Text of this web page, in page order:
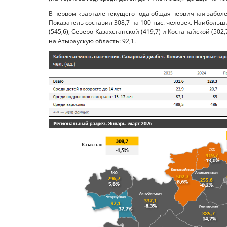
В первом квартале текущего года общая первичная
Показатель составил 308,7 на 100 тыс. человек.
(545,6), Северо-Казахстанской (419,7) и Костанайской
на Атыраускую область: 92,1.